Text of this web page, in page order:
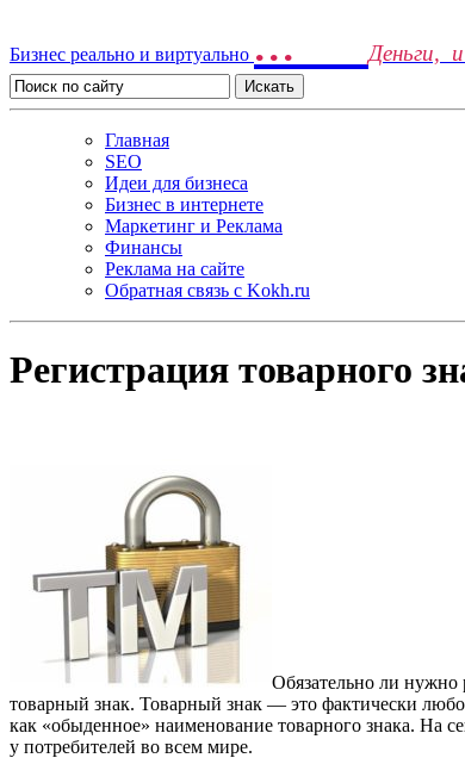
Бизнес реально и виртуально ... Деньги,
Главная
SEO
Идеи для бизнеса
Бизнес в интернете
Маркетинг и Реклама
Финансы
Реклама на сайте
Обратная связь c Kokh.ru
Регистрация товарного
Обязательно ли нужно
товарный знак. Товарный знак — это фактически
как «обыденное» наименование товарного знака. На
у потребителей во всем мире.